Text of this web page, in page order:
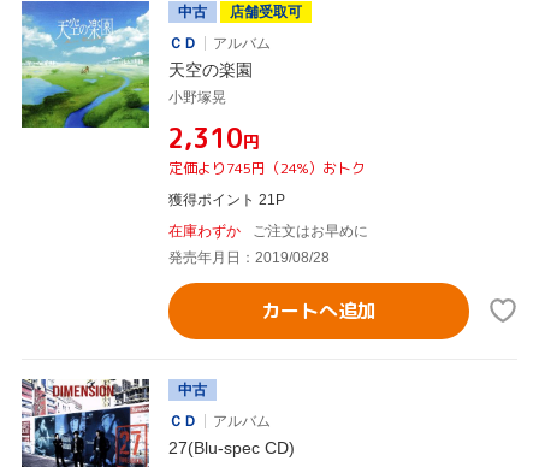
中古
店舗受取可
ＣＤ
アルバム
天空の楽園
小野塚晃
¥2,310円
定価より745円（24%）おトク
獲得ポイント 21P
在庫わずか
ご注文はお早めに
発売年月日：2019/08/28
カートへ追加
中古
ＣＤ
アルバム
27(Blu-spec CD)